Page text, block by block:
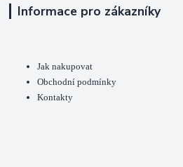
Informace pro zákazníky
Jak nakupovat
Obchodní podmínky
Kontakty